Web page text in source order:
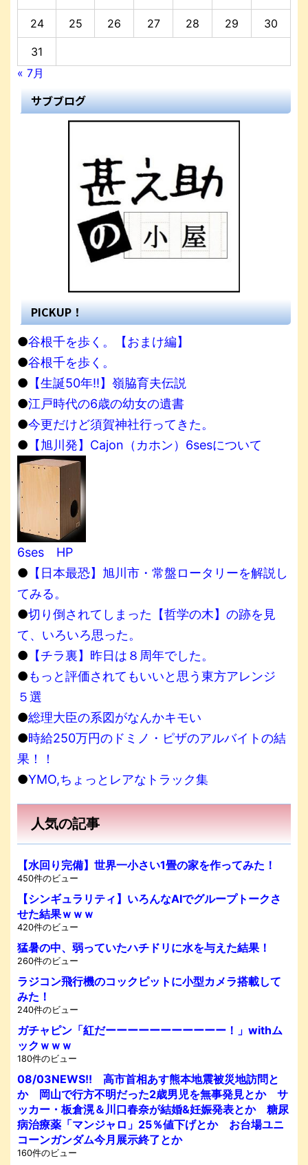
24 25 26 27 28 29 30
31
« 7月
サブブログ
PICKUP！
●谷根千を歩く。【おまけ編】
●谷根千を歩く。
● 【生誕50年!!】嶺脇育夫伝説
●江戸時代の6歳の幼女の遺書
●今更だけど須賀神社行ってきた。
● 【旭川発】Cajon（カホン）6sesについて
6ses HP
● 【日本最恐】旭川市・常盤ロータリーを解説し
てみる。
●切り倒されてしまった【哲学の木】の跡を見
て、いろいろ思った。
● 【チラ裏】昨日は８周年でした。
●もっと評価されてもいいと思う東方アレンジ
５選
●総理大臣の系図がなんかキモい
●時給250万円のドミノ・ピザのアルバイトの結
果！！
●YMO,ちょっとレアなトラック集
人気の記事
【水回り完備】世界一小さい1畳の家を作ってみた！
450件のビュー
【シンギュラリティ】いろんなAIでグループトークさ
せた結果ｗｗｗ
420件のビュー
猛暑の中、弱っていたハチドリに水を与えた結果！
260件のビュー
ラジコン飛行機のコックピットに小型カメラ搭載して
みた！
240件のビュー
ガチャピン「紅だーーーーーーーーーーー！」withム
ックｗｗｗ
180件のビュー
08/03NEWS!! 高市首相あす熊本地震被災地訪問と
か 岡山で行方不明だった2歳男児を無事発見とか サ
ッカー・板倉滉＆川口春奈が結婚&妊娠発表とか 糖尿
病治療薬「マンジャロ」25％値下げとか お台場ユニ
コーンガンダム今月展示終了とか
160件のビュー